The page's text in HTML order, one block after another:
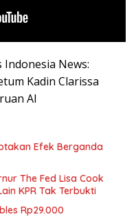
News:
Kadin Clarissa
AI
Efek Berganda
The Fed Lisa Cook
KPR Tak Terbukti
Rp29.000